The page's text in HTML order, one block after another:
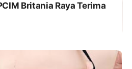
Britania Raya Terima